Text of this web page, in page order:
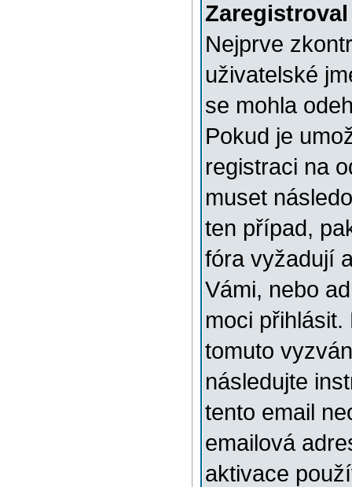
Nejprve
uživatelské
se mohla
Pokud je
registraci na
muset
ten případ,
fóra vyžadují
Vámi, nebo
moci
tomuto
následujte
tento email
emailová
aktivace